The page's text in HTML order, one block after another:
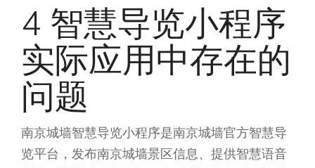
4 智慧导览小程序
实际应用中存在的
问题
南京城墙智慧导览小程序是南京城墙官方智慧导
览平台，发布南京城墙景区信息、提供智慧语音